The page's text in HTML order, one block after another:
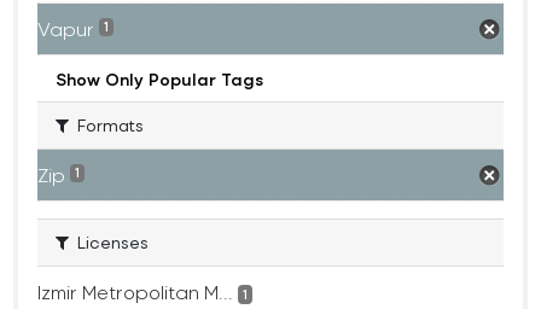
Vapur 1
Show Only Popular Tags
Formats
Zip 1
Licenses
Izmir Metropolitan M... 1